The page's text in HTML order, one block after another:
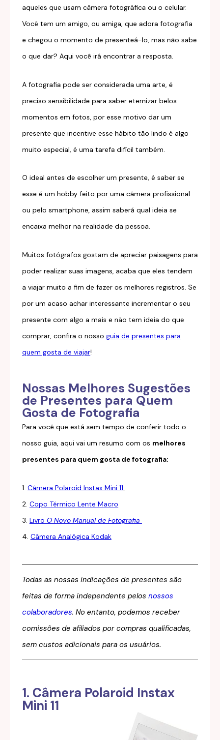
aqueles que usam câmera fotográfica ou o celular.
Você tem um amigo, ou amiga, que adora fotografia
e chegou o momento de presenteá-lo, mas não sabe
o que dar? Aqui você irá encontrar a resposta.
A fotografia pode ser considerada uma arte, é
preciso sensibilidade para saber eternizar belos
momentos em fotos, por esse motivo dar um
presente que incentive esse hábito tão lindo é algo
muito especial, é uma tarefa difícil também.
O ideal antes de escolher um presente, é saber se
esse é um hobby feito por uma câmera profissional
ou pelo smartphone, assim saberá qual ideia se
encaixa melhor na realidade da pessoa.
Muitos fotógrafos gostam de apreciar paisagens para
poder realizar suas imagens, acaba que eles tendem
a viajar muito a fim de fazer os melhores registros. Se
por um acaso achar interessante incrementar o seu
presente com algo a mais e não tem ideia do que
comprar, confira o nosso guia de presentes para
quem gosta de viajar!
Nossas Melhores Sugestões
de Presentes para Quem
Gosta de Fotografia
Para você que está sem tempo de conferir todo o
nosso guia, aqui vai um resumo com os melhores
presentes para quem gosta de fotografia:
1. Câmera Polaroid Instax Mini 11
2. Copo Térmico Lente Macro
3. Livro O Novo Manual de Fotografia
4. Câmera Analógica Kodak
Todas as nossas indicações de presentes são
feitas de forma independente pelos nossos
colaboradores. No entanto, podemos receber
comissões de afiliados por compras qualificadas,
sem custos adicionais para os usuários.
1. Câmera Polaroid Instax
Mini 11